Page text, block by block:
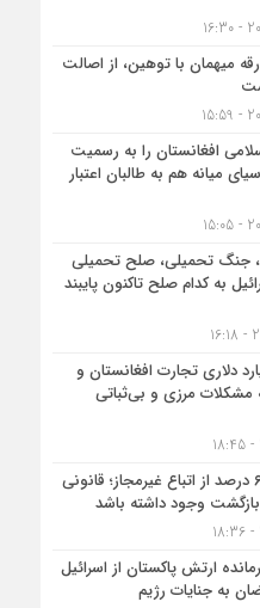
میهمان با توهین، از اصالت
افغانستان را به رسمیت
میانه هم به طالبان اعتبار
جنگ تحمیلی، صلح تحمیلی
به کدام صلح تاکنون پایبند
میلیارد دلاری تجارت افغانستان و
مشکلات مرزی و بی‌ثباتی
تعیین‌تکلیف ۶۲ درصد از اتباع غیرمجاز؛ قانونی
بازگشت وجود داشته باشد
ارتش پاکستان از اسرائیل
به جنایات رژیم